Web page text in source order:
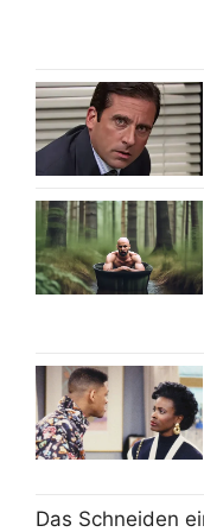
Das Schneiden